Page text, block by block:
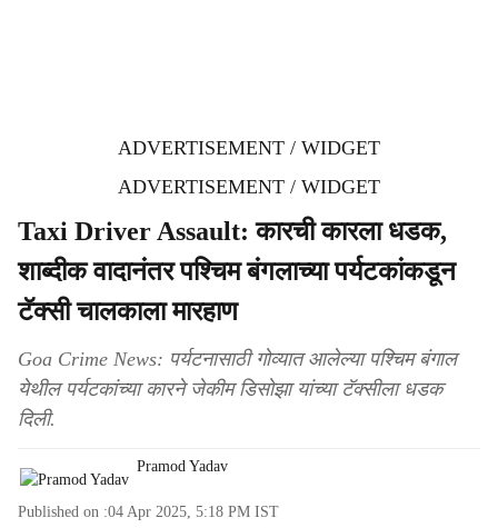
ADVERTISEMENT / WIDGET
ADVERTISEMENT / WIDGET
Taxi Driver Assault: कारची कारला धडक,
शाब्दीक वादानंतर पश्चिम बंगलाच्या पर्यटकांकडून
टॅक्सी चालकाला मारहाण
Goa Crime News: पर्यटनासाठी गोव्यात आलेल्या पश्चिम बंगाल
येथील पर्यटकांच्या कारने जेकीम डिसोझा यांच्या टॅक्सीला धडक
दिली.
Pramod Yadav
Published on :04 Apr 2025, 5:18 PM IST